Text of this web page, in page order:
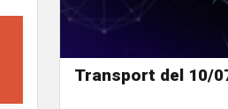
Transport del 10/